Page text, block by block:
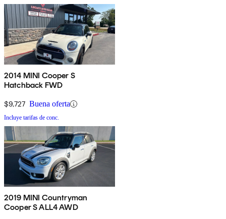
2014 MINI Cooper S
Hatchback FWD
$9,727 Buena oferta
Incluye tarifas de conc.
2019 MINI Countryman
Cooper S ALL4 AWD